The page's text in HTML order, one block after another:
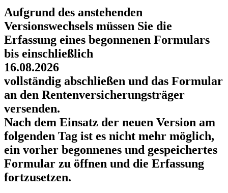
Aufgrund des anstehenden
Versionswechsels müssen Sie die
Erfassung eines begonnenen Formulars
bis einschließlich
16.08.2026
vollständig abschließen und das Formular
an den Rentenversicherungsträger
versenden.
Nach dem Einsatz der neuen Version am
folgenden Tag ist es nicht mehr möglich,
ein vorher begonnenes und gespeichertes
Formular zu öffnen und die Erfassung
fortzusetzen.